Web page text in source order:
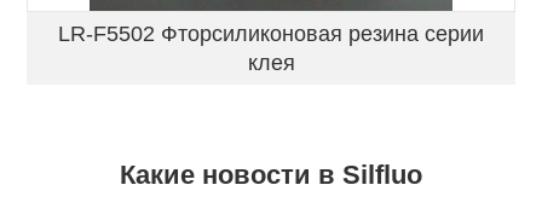
LR-F5502 Фторсиликоновая резина серии
клея
Какие новости в Silfluo